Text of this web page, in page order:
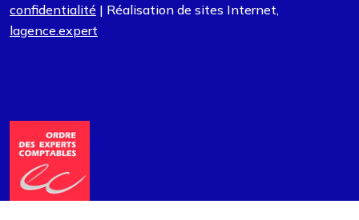
confidentialité | Réalisation de sites Internet,
lagence.expert